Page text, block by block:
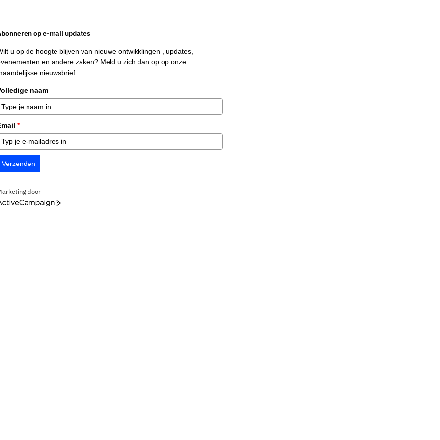
op e-mail updates
u op de hoogte blijven van nieuwe ontwikklingen , updates,
en andere zaken? Meld u zich dan op op onze
nieuwsbrief.
naam
*
Verzenden
door